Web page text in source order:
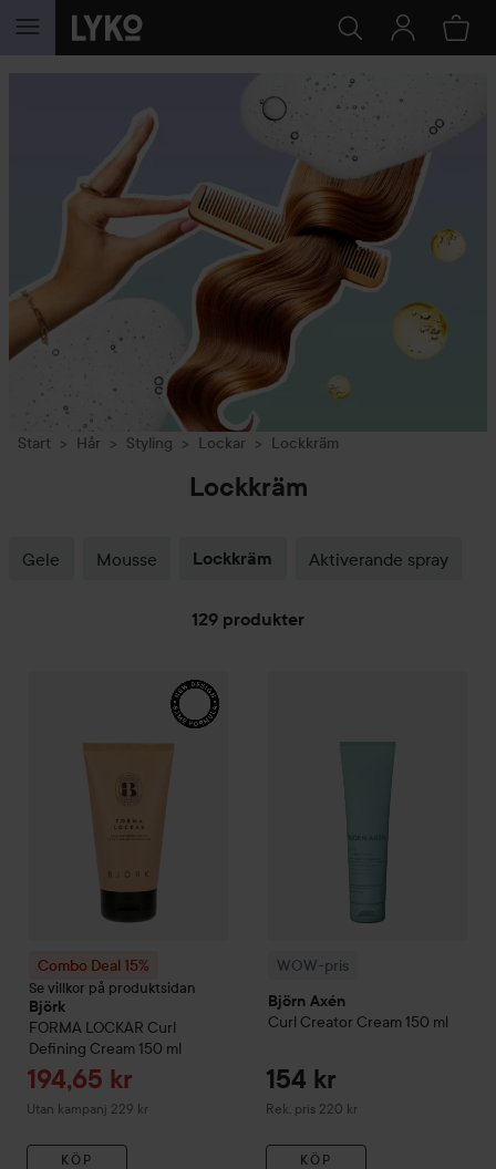
HOPPA TILL INNEHÅLLET
Start Hår Styling Lockar Lockkräm
Lockkräm
Gele Mousse Lockkräm Aktiverande spray
129 produkter
HOPPA TILL FILTRERA
Combo Deal 15%
Se villkor på produktsidan
Björk
FORMA LOCKAR Curl
Defining Cream 150 ml
Reapris
194,65 kr
Utan kampanj 229 kr
KÖP
Björk FORMA
WOW-pris
Björn Axén
Curl Creator Cream 150 ml
154 kr
Rek. pris 220 kr
Rekommenderat pris 220 kr
KÖP